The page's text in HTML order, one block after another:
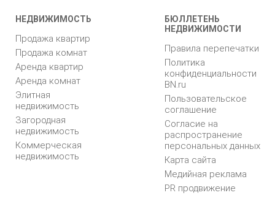
НЕДВИЖИМОСТЬ
Продажа квартир
Продажа комнат
Аренда квартир
Аренда комнат
Элитная
недвижимость
Загородная
недвижимость
Коммерческая
недвижимость
БЮЛЛЕТЕНЬ
НЕДВИЖИМОСТИ
Правила перепечатки
Политика
конфиденциальности
BN.ru
Пользовательское
соглашение
Согласие на
распространение
персональных данных
Карта сайта
Медийная реклама
PR продвижение